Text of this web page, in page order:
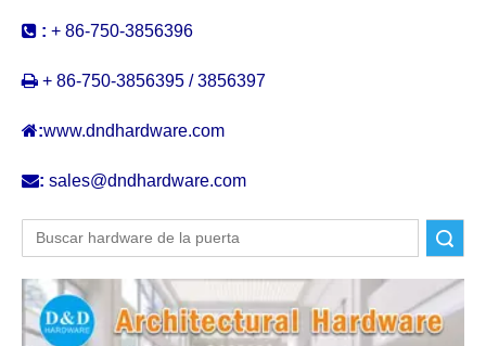
 : + 86-750-3856396
 + 86-750-3856395 / 3856397
:www.dndhardware.com
: sales@dndhardware.com